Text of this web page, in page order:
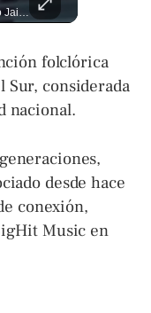
folclórica
Sur, considerada
nacional.
desde hace
conexión,
Music en